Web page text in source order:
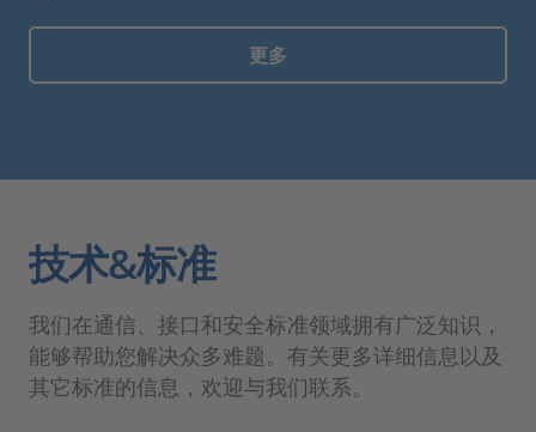
更多
技术&标准
我们在通信、接口和安全标准领域拥有广泛知识，
能够帮助您解决众多难题。有关更多详细信息以及
其它标准的信息，欢迎与我们联系。